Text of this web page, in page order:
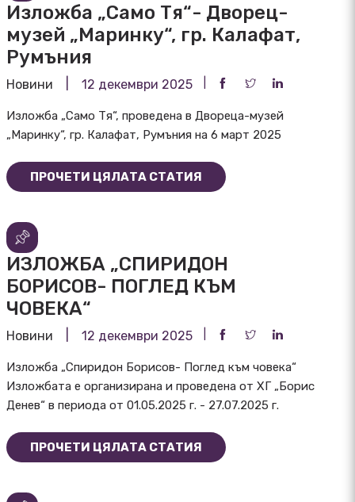
Изложба „Само Тя“- Дворец-
музей „Маринку“, гр. Калафат,
Румъния
Новини 12 декември 2025
Изложба „Само Тя“, проведена в Двореца-музей
„Маринку“, гр. Калафат, Румъния на 6 март 2025
ПРОЧЕТИ ЦЯЛАТА СТАТИЯ
ИЗЛОЖБА „СПИРИДОН
БОРИСОВ- ПОГЛЕД КЪМ
ЧОВЕКА“
Новини 12 декември 2025
Изложба „Спиридон Борисов- Поглед към човека“
Изложбата е организирана и проведена от ХГ „Борис
Денев“ в периода от 01.05.2025 г. - 27.07.2025 г.
ПРОЧЕТИ ЦЯЛАТА СТАТИЯ